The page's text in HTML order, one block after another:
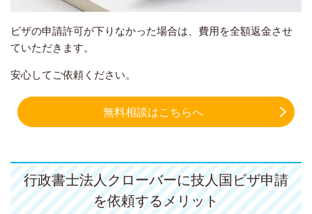
ビザの申請許可が下りなかった場合は、費用を全額返金させ
ていただきます。
安心してご依頼ください。
無料相談はこちらへ
行政書士法人クローバーに技人国ビザ申請
を依頼するメリット